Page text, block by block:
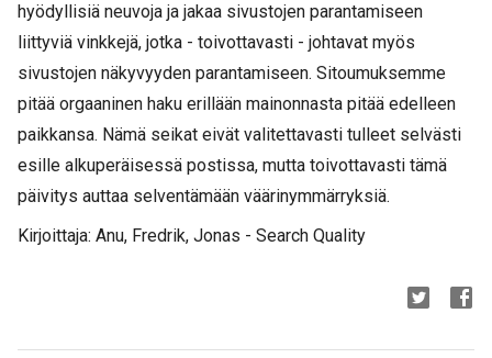
hyödyllisiä neuvoja ja jakaa sivustojen parantamiseen
liittyviä vinkkejä, jotka - toivottavasti - johtavat myös
sivustojen näkyvyyden parantamiseen. Sitoumuksemme
pitää orgaaninen haku erillään mainonnasta pitää edelleen
paikkansa. Nämä seikat eivät valitettavasti tulleet selvästi
esille alkuperäisessä postissa, mutta toivottavasti tämä
päivitys auttaa selventämään väärinymmärryksiä.
Kirjoittaja: Anu, Fredrik, Jonas - Search Quality